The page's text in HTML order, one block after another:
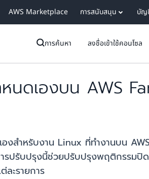
AWS Marketplace การสนับสนุน บัญ
การค้นหา ลงชื่อเข้าใช้คอนโซล
ดเองบน AWS
สำหรับงาน Linux ที่ทำงานบน
ปรับปรุงนี้ช่วยปรับปรุงพฤติกรรมปิ
ะรายการ